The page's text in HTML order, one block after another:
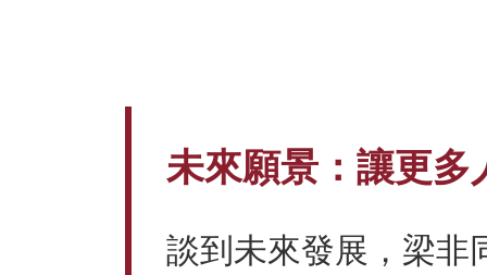
未來願景：讓更多
談到未來發展，梁非